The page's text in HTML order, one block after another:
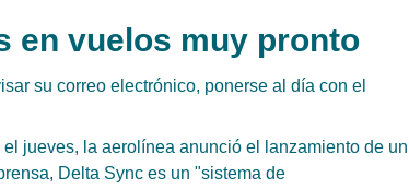
en vuelos muy pronto
su correo electrónico, ponerse al día con el
jueves, la aerolínea anunció el lanzamiento de un
Delta Sync es un "sistema de